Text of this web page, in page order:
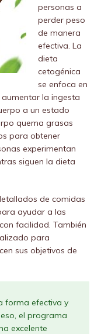
personas a
perder peso
de manera
efectiva. La
dieta
cetogénica
se enfoca en
la ingesta
a un estado
quema grasas
para obtener
experimentan
siguen la dieta
de comidas
ayudar a las
facilidad. También
para
sus objetivos de
forma efectiva y
el programa
excelente